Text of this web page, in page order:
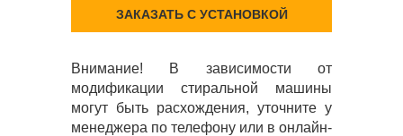
ЗАКАЗАТЬ С УСТАНОВКОЙ
Внимание! В зависимости от
модификации стиральной машины
могут быть расхождения, уточните у
менеджера по телефону или в онлайн-